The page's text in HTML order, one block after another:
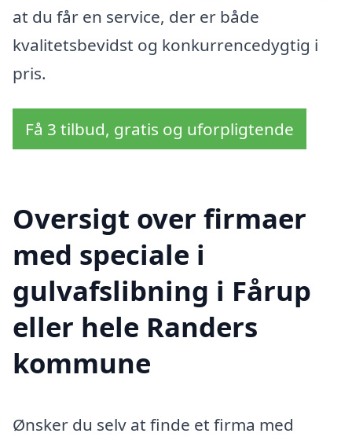
at du får en service, der er både
kvalitetsbevidst og konkurrencedygtig i
pris.
Få 3 tilbud, gratis og uforpligtende
Oversigt over firmaer
med speciale i
gulvafslibning i Fårup
eller hele Randers
kommune
Ønsker du selv at finde et firma med